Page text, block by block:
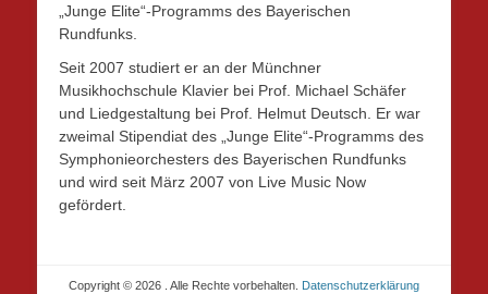
„Junge Elite“-Programms des Bayerischen
Rundfunks.
Seit 2007 studiert er an der Münchner
Musikhochschule Klavier bei Prof. Michael Schäfer
und Liedgestaltung bei Prof. Helmut Deutsch. Er war
zweimal Stipendiat des „Junge Elite“-Programms des
Symphonieorchesters des Bayerischen Rundfunks
und wird seit März 2007 von Live Music Now
gefördert.
Copyright © 2026 . Alle Rechte vorbehalten. Datenschutzerklärung